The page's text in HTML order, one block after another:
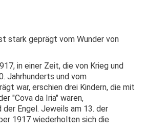
stark geprägt vom Wunder von
in einer Zeit, die von Krieg und
Jahrhunderts und vom
war, erschien drei Kindern, die mit
"Cova da Iria" waren,
Engel. Jeweils am 13. der
1917 wiederholten sich die